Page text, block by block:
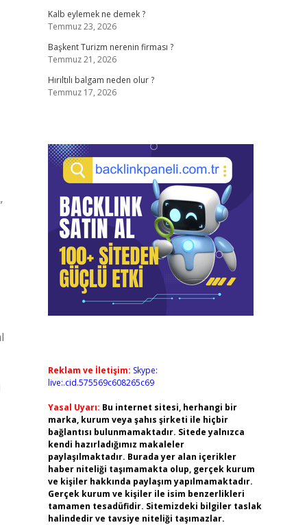
Kalb eylemek ne demek ?
Temmuz 23, 2026
Başkent Turizm nerenin firması ?
Temmuz 21, 2026
Hırıltılı balgam neden olur ?
Temmuz 17, 2026
Reklam ve İletişim: Skype:
live:.cid.575569c608265c69
Yasal Uyarı: Bu internet sitesi, herhangi bir
marka, kurum veya şahıs şirketi ile hiçbir
bağlantısı bulunmamaktadır. Sitede yalnızca
kendi hazırladığımız makaleler
paylaşılmaktadır. Burada yer alan içerikler
haber niteliği taşımamakta olup, gerçek kurum
ve kişiler hakkında paylaşım yapılmamaktadır.
Gerçek kurum ve kişiler ile isim benzerlikleri
tamamen tesadüfidir. Sitemizdeki bilgiler taslak
halindedir ve tavsiye niteliği taşımazlar.